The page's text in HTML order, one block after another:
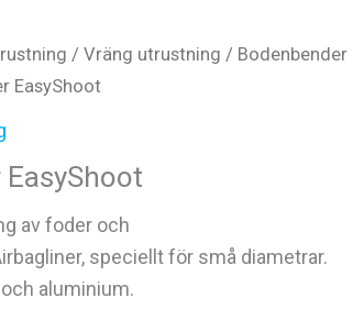
/Vräng utrustning / Bodenbender
EasyShoot
EasyShoot
av foder och
speciellt för små diametrar.
aluminium.